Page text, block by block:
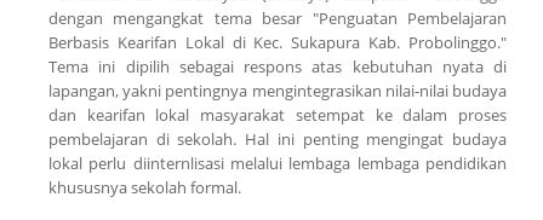
dengan mengangkat tema besar "Penguatan Pembelajaran
Berbasis Kearifan Lokal di Kec. Sukapura Kab. Probolinggo."
Tema ini dipilih sebagai respons atas kebutuhan nyata di
lapangan, yakni pentingnya mengintegrasikan nilai-nilai budaya
dan kearifan lokal masyarakat setempat ke dalam proses
pembelajaran di sekolah. Hal ini penting mengingat budaya
lokal perlu diinternlisasi melalui lembaga lembaga pendidikan
khususnya sekolah formal.